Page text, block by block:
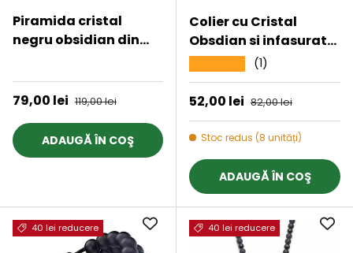
Piramida cristal
negru obsidian din
naturala 4 cm –
pentru protectie,
pozitiva
Preț de vânzare
79,00 lei Preț obișnuit
119,00 lei
ADAUGĂ ÎN COŞ
Colier cu Cristal
Obsdian si infasurat
cu sarma forma
Arborele Vietii -
Bijuterie Spirituala
pentru Femei si
Barbati
(1)
Preț de vânzare
52,00 lei Preț obișnuit
82,00 lei
Stoc redus (8 unități)
ADAUGĂ ÎN COŞ
40 lei reducere 40 lei reducere